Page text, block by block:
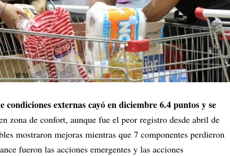
condiciones externas cayó en diciembre 6.4 puntos y se
zona de confort, aunque fue el peor registro desde abril de
mostraron mejoras mientras que 7 componentes perdieron
fueron las acciones emergentes y las acciones